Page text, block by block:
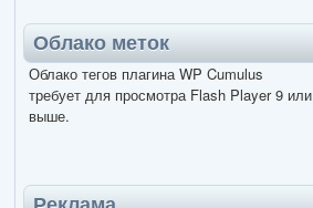
Облако меток
Облако тегов плагина WP Cumulus
требует для просмотра Flash Player 9 или
выше.